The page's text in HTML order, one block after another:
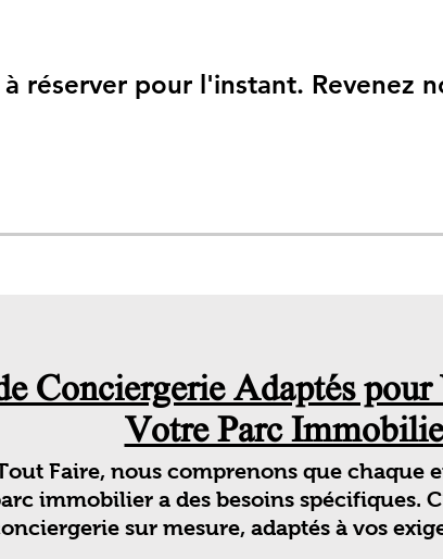
à réserver pour l'instant. Revenez
Conciergerie Adaptés
Votre Parc
Faire, nous comprenons que chaque
immobilier a des besoins spécifiques.
sur mesure, adaptés à vos